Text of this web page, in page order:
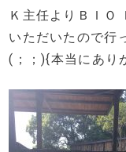
Ｋ主任よりＢＩＯ
いただいたので行
(；；){本当にあり